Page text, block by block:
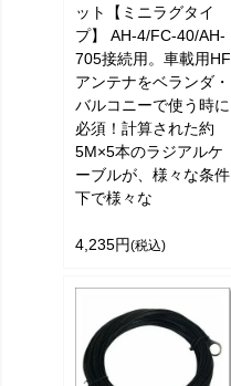
ット【ミニラグタイ
プ】 AH-4/FC-40/AH-
705接続用。車載用HF
アンテナをベランダ・
バルコニーで使う時に
必須！計算された約
5M×5本のラジアルケ
ーブルが、様々な条件
下で様々な
4,235円(税込)